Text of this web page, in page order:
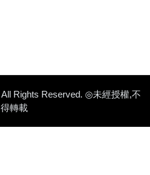
Rights Reserved. ◎未經授權,不
得轉載